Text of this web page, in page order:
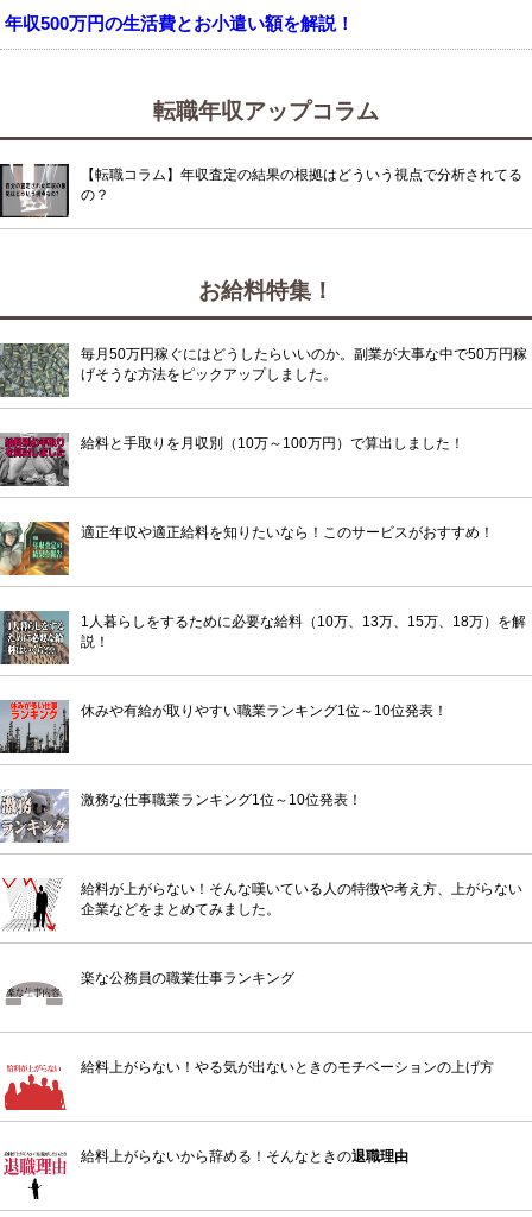
年収500万円の生活費とお小遣い額を解説！
転職年収アップコラム
【転職コラム】年収査定の結果の根拠はどういう視点で分析されてる
の？
お給料特集！
毎月50万円稼ぐにはどうしたらいいのか。副業が大事な中で50万円稼
げそうな方法をピックアップしました。
給料と手取りを月収別（10万～100万円）で算出しました！
適正年収や適正給料を知りたいなら！このサービスがおすすめ！
1人暮らしをするために必要な給料（10万、13万、15万、18万）を解
説！
休みや有給が取りやすい職業ランキング1位～10位発表！
激務な仕事職業ランキング1位～10位発表！
給料が上がらない！そんな嘆いている人の特徴や考え方、上がらない
企業などをまとめてみました。
楽な公務員の職業仕事ランキング
給料上がらない！やる気が出ないときのモチベーションの上げ方
給料上がらないから辞める！そんなときの退職理由